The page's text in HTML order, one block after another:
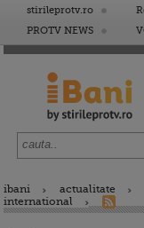
stirileprotv.ro
PROTV NEWS
ibani
actualitate
international